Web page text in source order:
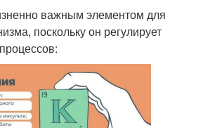
важным элементом для
поскольку он регулирует